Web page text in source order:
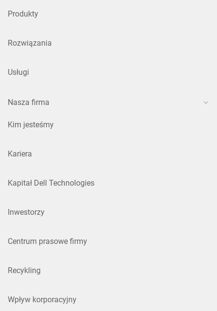
Produkty
Rozwiązania
Usługi
Nasza firma
Kim jesteśmy
Kariera
Kapitał Dell Technologies
Inwestorzy
Centrum prasowe firmy
Recykling
Wpływ korporacyjny